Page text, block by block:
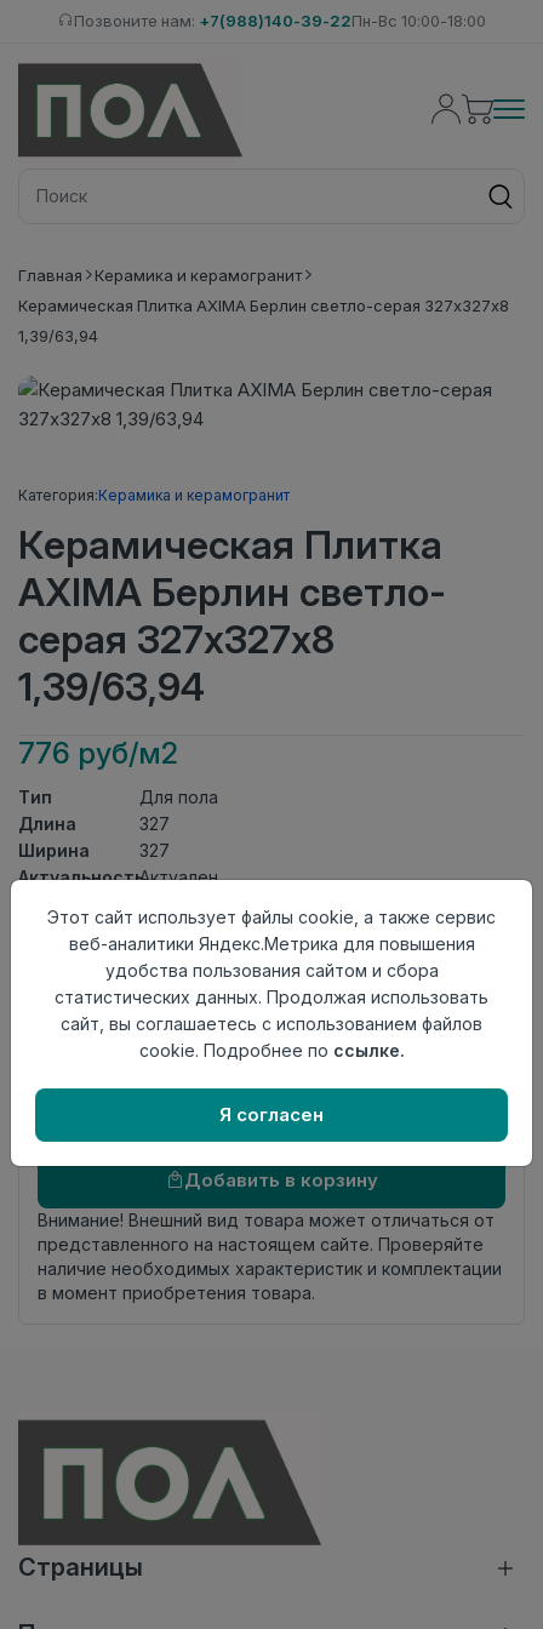
Позвоните нам: +7(988)140-39-22Пн-Вс 10:00-18:00
Главная
Керамика и керамогранит
Керамическая Плитка AXIMA Берлин светло-серая 327х327х8
1,39/63,94
Категория:Керамика и керамогранит
Керамическая Плитка
AXIMA Берлин светло-
серая 327х327х8
1,39/63,94
776 руб/м2
Тип
Для пола
Длина
327
Ширина
327
АктуальностьАктуален
группа
Керамическая Плитка
Толщина
8
Поверхность матовая
Страна
происхождения
Россия
комплекта
Осталось88 упак
Добавить в корзину
Внимание! Внешний вид товара может отличаться от
представленного на настоящем сайте. Проверяйте
наличие необходимых характеристик и комплектации
в момент приобретения товара.
Страницы
Этот сайт использует файлы cookie, а также сервис
веб-аналитики Яндекс.Метрика для повышения
удобства пользования сайтом и сбора
статистических данных. Продолжая использовать
сайт, вы соглашаетесь с использованием файлов
cookie. Подробнее по ссылке.
Я согласен